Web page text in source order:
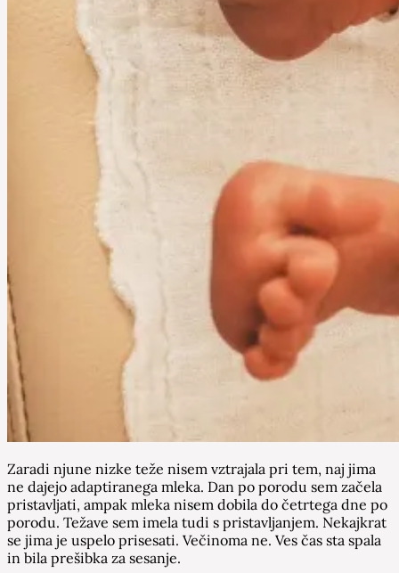
Zaradi njune nizke teže nisem vztrajala pri tem, naj jima
ne dajejo adaptiranega mleka. Dan po porodu sem začela
pristavljati, ampak mleka nisem dobila do četrtega dne po
porodu. Težave sem imela tudi s pristavljanjem. Nekajkrat
se jima je uspelo prisesati. Večinoma ne. Ves čas sta spala
in bila prešibka za sesanje.